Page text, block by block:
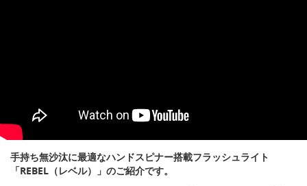
手持ち無沙汰に最適なハンドスピナー搭載フラッシュライト
「REBEL（レベル）」のご紹介です。